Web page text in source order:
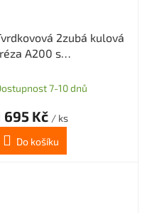
2zubá kulová
A200 s
grafit průměr 4 R2
7-10 dnů
695 Kč / ks
Do košíku